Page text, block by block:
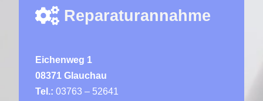
Reparaturannahme
Eichenweg 1
08371 Glauchau
Tel.: 03763 – 52641